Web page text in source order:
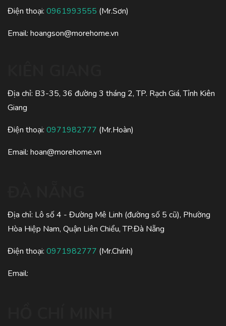
Điện thoại: 0961993555 (Mr.Sơn)
Email: hoangson@morehome.vn
Địa chỉ: B3-35, 36 đường 3 tháng 2, TP. Rạch Giá, Tỉnh Kiên
Giang
Điện thoại: 0971982777 (Mr.Hoàn)
Email: hoan@morehome.vn
Địa chỉ: Lô số 4 - Đường Mê Linh (đường số 5 cũ), Phường
Hòa Hiệp Nam, Quận Liên Chiểu, TP.Đà Nẵng
Điện thoại: 0971982777 (Mr.Chính)
Email: